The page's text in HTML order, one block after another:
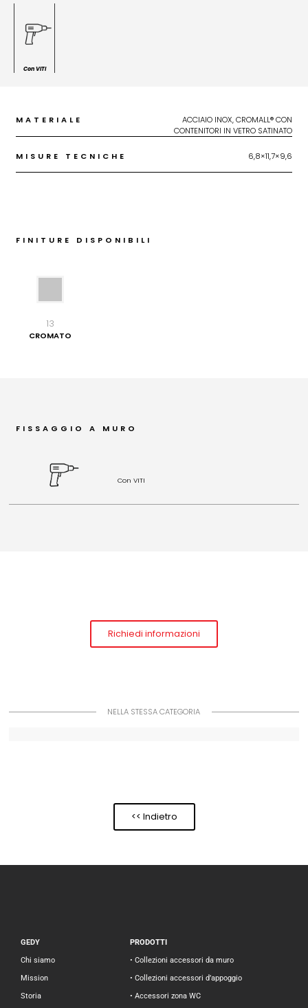
Con VITI
MATERIALE
ACCIAIO INOX, CROMALL® CON
CONTENITORI IN VETRO SATINATO
MISURE TECNICHE 6,8×11,7×9,6
FINITURE DISPONIBILI
13
CROMATO
FISSAGGIO A MURO
Con VITI
Richiedi informazioni
NELLA STESSA CATEGORIA
<< Indietro
GEDY
Chi siamo
Mission
Storia
PRODOTTI
• Collezioni accessori da muro
• Collezioni accessori d’appoggio
• Accessori zona WC